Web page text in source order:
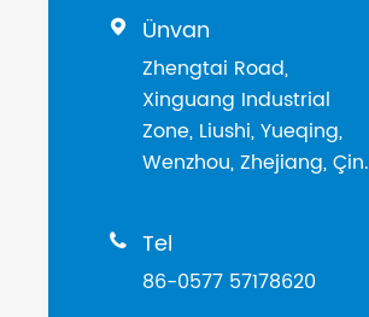
 Ünvan
Zhengtai Road,
Xinguang Industrial
Zone, Liushi, Yueqing,
Wenzhou, Zhejiang, Çin.
 Tel
86-0577 57178620